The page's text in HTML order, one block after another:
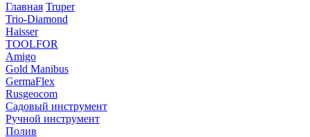
Главная Truper
Trio-Diamond
Haisser
TOOLFOR
Amigo
Gold Manibus
GermaFlex
Rusgeocom
Садовый инструмент
Ручной инструмент
Полив